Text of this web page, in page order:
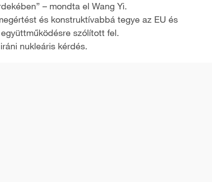
– mondta el Wang Yi.
és konstruktívabbá tegye az EU és
szólított fel.
nukleáris kérdés.